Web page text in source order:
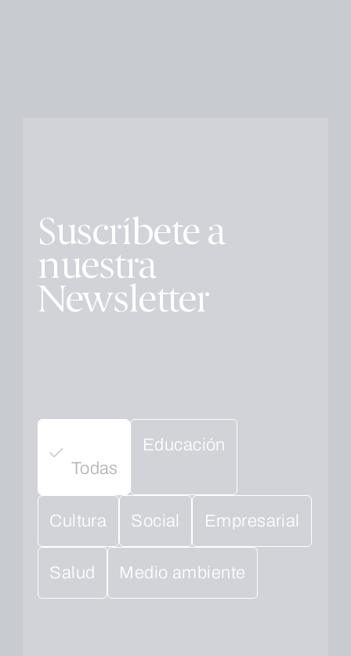
Suscríbete a
nuestra
Newsletter
Todas
Educación
Cultura Social Empresarial
Salud Medio ambiente